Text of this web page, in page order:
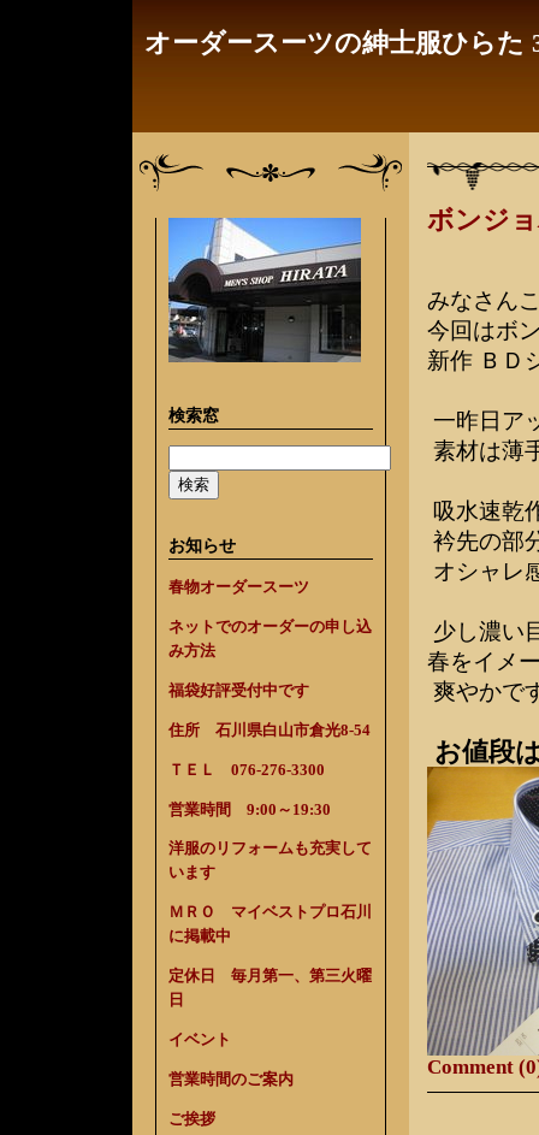
オーダースーツの紳士服ひら
検索窓
お知らせ
春物オーダースーツ
ネットでのオーダーの申し込
み方法
福袋好評受付中です
住所 石川県白山市倉光8-54
ＴＥＬ 076-276-3300
営業時間 9:00～19:30
洋服のリフォームも充実して
います
ＭＲＯ マイベストプロ石川
に掲載中
定休日 毎月第一、第三火曜
日
イベント
営業時間のご案内
ご挨拶
ボンジ
みなさん
今回はボ
新作 ＢＤ
一昨日ア
素材は薄
吸水速乾
衿先の部
オシャレ
少し濃い
春をイメ
爽やかで
お値段
Comment